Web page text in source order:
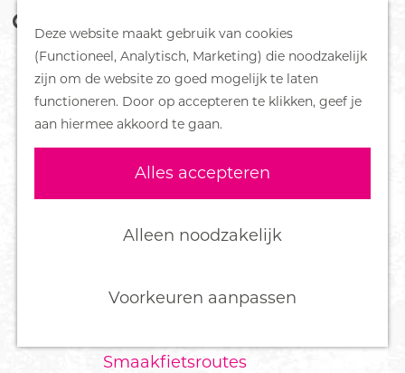
Deze website maakt gebruik van cookies
(Functioneel, Analytisch, Marketing) die noodzakelijk
zijn om de website zo goed mogelijk te laten
functioneren. Door op accepteren te klikken, geef je
aan hiermee akkoord te gaan.
Alles accepteren
Alleen noodzakelijk
Voorkeuren aanpassen
a
o
e
k
e
n
M
e
n
u
DORPEN
Bennekom
De Klomp
Deelen
Ederveen
Harskamp
Hoenderloo
Wekerom
Smaakfietsroutes